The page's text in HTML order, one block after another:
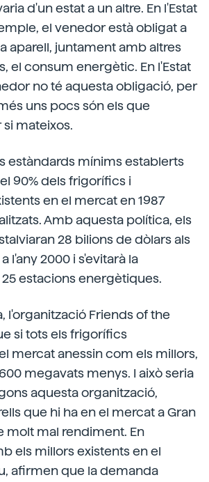
d'un estat a un altre. En l'Estat
el venedor està obligat a
aparell, juntament amb altres
el consum energètic. En l'Estat
no té aquesta obligació, per
uns pocs són els que
mateixos.
estàndards mínims establerts
90% dels frigorífics i
en el mercat en 1987
Amb aquesta política, els
28 bilions de dòlars als
l'any 2000 i s'evitarà la
estacions energètiques.
l'organització Friends of the
si tots els frigorífics
mercat anessin com els millors,
megavats menys. I això seria
aquesta organització,
que hi ha en el mercat a Gran
molt mal rendiment. En
els millors existents en el
afirmen que la demanda